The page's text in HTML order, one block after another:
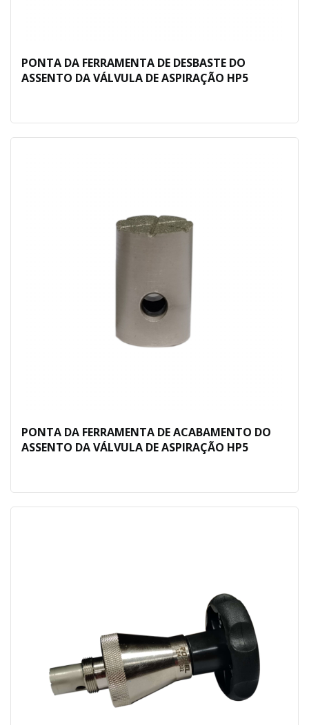
PONTA DA FERRAMENTA DE DESBASTE DO
ASSENTO DA VÁLVULA DE ASPIRAÇÃO HP5
PONTA DA FERRAMENTA DE ACABAMENTO DO
ASSENTO DA VÁLVULA DE ASPIRAÇÃO HP5